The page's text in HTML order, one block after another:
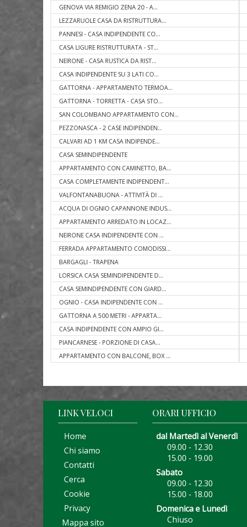
GENOVA VIA REMIGIO ZENA 20 - A...
LEZZARUOLE CASA DA RISTRUTTURA...
PANNESI - CASA INDIPENDENTE CO...
CASA LIGURE RISTRUTTURATA - ST...
NEIRONE - CASA RUSTICA DA RIST...
CASA INDIPENDENTE SU 3 LATI CO...
GATTORNA - APPARTAMENTO TERMOA...
GATTORNA - TORRETTA - CASA STO...
SAN COLOMBANO APPARTAMENTO CON...
PEZZONASCA - 2 CASE INDIPENDEN...
CALVARI AD 1 KM CASA INDIPENDE...
CASA SEMINDIPENDENTE
APPARTAMENTO CON CAMINETTO, BA...
CASA COMPLETAMENTE INDIPENDENT...
VALFONTANABUONA - ATTIVITÀ DI ...
ACQUA DI OGNIO CAPANNONE INDUS...
APPARTAMENTO ARREDATO IN LOCAZ...
NEIRONE CASA INDIPENDENTE CON ...
FERRADA APPARTAMENTO COMODISSI...
BARGAGLI - TRAPENA
LORSICA CASA SEMINDIPENDENTE D...
CASA SEMINDIPENDENTE CON GIARD...
OGNIO - CASA INDIPENDENTE CON ...
GATTORNA A 500 METRI - APPARTA...
CASA INDIPENDENTE CON AMPIO GI...
PIANCARNESE - PORZIONE DI CASA...
APPARTAMENTO CON BALCONE, BOX ...
LINK VELOCI
Home
Chi siamo
Contatti
Cerca
Cookie
Privacy
Mappa sito
ORARI UFFICIO
dal Martedì al Venerdì
09.00 - 12.30
15.00 - 19.00
Sabato
09.00 - 12.30
15.00 - 18.00
Domenica e Lunedì
Chiuso